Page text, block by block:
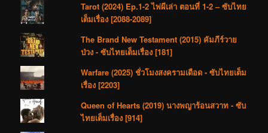
Tarot (2024) Ep.1-2 ไพ่ผีเล่า ตอนที่ 1-2 – ซับไทย
เต็มเรื่อง [2088-2089]
The Brand New Testament (2015) คัมภีร์วาย
ป่วง - ซับไทยเต็มเรื่อง [181]
Warfare (2025) ชั่วโมงสงครามเดือด - ซับไทยเต็ม
เรื่อง [2203]
Queen of Hearts (2019) นางพญาร้อนสวาท - ซับ
ไทยเต็มเรื่อง [914]